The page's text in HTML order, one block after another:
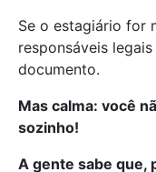
Se o estagiário for
responsáveis
documento.
Mas calma: você
sozinho!
A gente sabe que,